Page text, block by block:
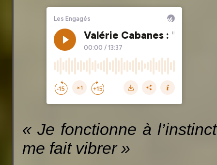
« Je fonctionne à
me fait vibrer »